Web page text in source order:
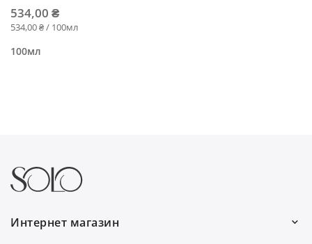
534,00 ₴
534,00 ₴ / 100мл
100мл
Интернет магазин